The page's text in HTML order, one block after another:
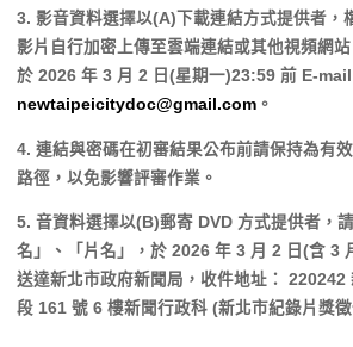
3. 影音資料選擇以(A)下載連結方式提供者，
影片自行加密上傳至雲端連結或其他視頻網
於 2026 年 3 月 2 日(星期一)23:59 前 E-mail
newtaipeicitydoc@gmail.com。
4. 連結與密碼在初審結果公布前請保持為有
路徑，以免影響評審作業。
5. 音資料選擇以(B)郵寄 DVD 方式提供者，
名」、「片名」，於 2026 年 3 月 2 日(含 3
送達新北市政府新聞局，收件地址： 220242
段 161 號 6 樓新聞行政科 (新北市紀錄片獎徵